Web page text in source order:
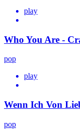
play
Who You Are -
pop
play
Wenn Ich Von
pop